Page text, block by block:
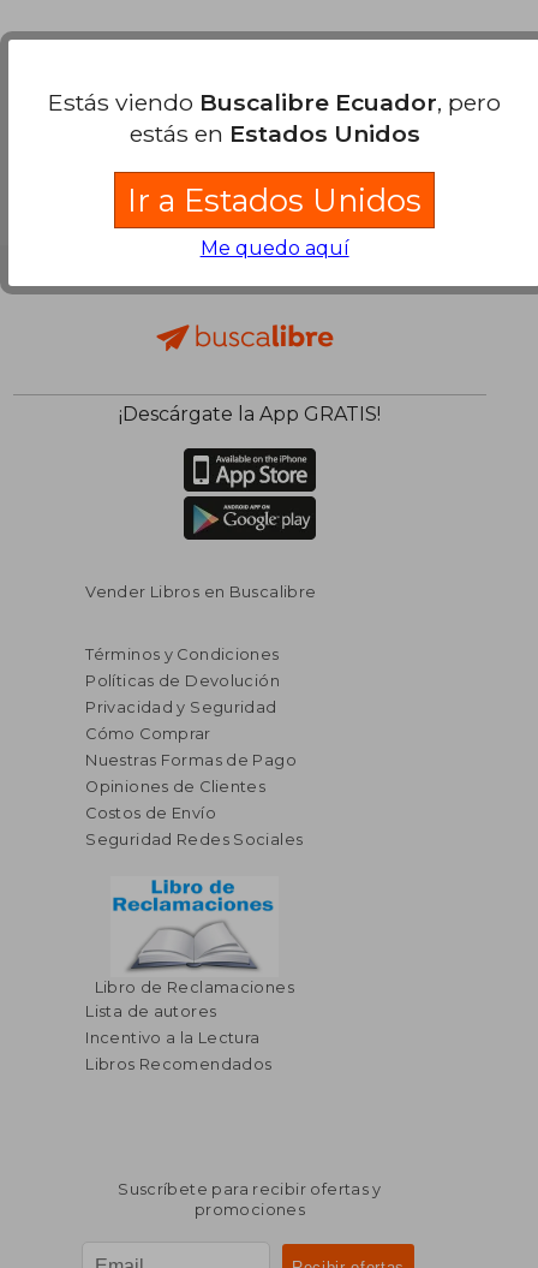
¡Descárgate la App GRATIS!
Vender Libros en Buscalibre
Términos y Condiciones
Políticas de Devolución
Privacidad y Seguridad
Cómo Comprar
Nuestras Formas de Pago
Opiniones de Clientes
Costos de Envío
Seguridad Redes Sociales
Libro de Reclamaciones
Lista de autores
Incentivo a la Lectura
Libros Recomendados
Suscríbete para recibir ofertas y
promociones
Estás viendo Buscalibre Ecuador, pero
estás en Estados Unidos
Ir a Estados Unidos
Me quedo aquí